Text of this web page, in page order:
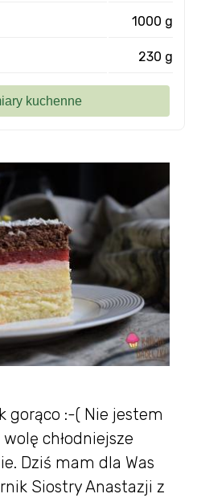
gorąco :-( Nie jestem
chłodniejsze
Dziś mam dla Was
Siostry Anastazji z
1000 g
230 g